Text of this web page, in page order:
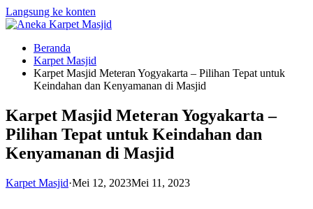
Langsung ke konten
Beranda
Karpet Masjid
Karpet Masjid Meteran Yogyakarta – Pilihan Tepat untuk
Keindahan dan Kenyamanan di Masjid
Karpet Masjid Meteran Yogyakarta –
Pilihan Tepat untuk Keindahan dan
Kenyamanan di Masjid
Karpet Masjid·Mei 12, 2023Mei 11, 2023